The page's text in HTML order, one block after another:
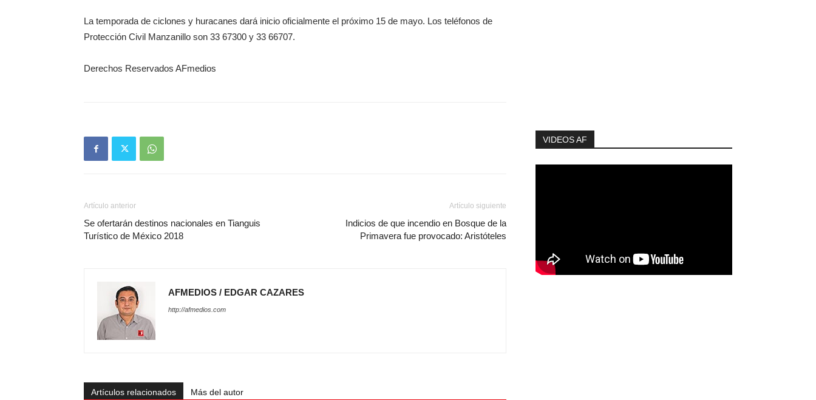
La temporada de ciclones y huracanes dará inicio oficialmente el próximo 15 de mayo. Los teléfonos de
Protección Civil Manzanillo son 33 67300 y 33 66707.
Derechos Reservados AFmedios
Artículo anterior
Se ofertarán destinos nacionales en Tianguis
Turístico de México 2018
Artículo siguiente
Indicios de que incendio en Bosque de la
Primavera fue provocado: Aristóteles
AFMEDIOS / EDGAR CAZARES
http://afmedios.com
Artículos relacionados Más del autor
VIDEOS AF